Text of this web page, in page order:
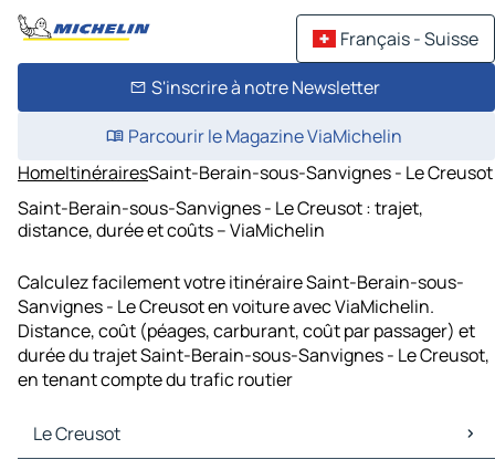
Français - Suisse
S'inscrire à notre Newsletter
Parcourir le Magazine ViaMichelin
HomeItinérairesSaint-Berain-sous-Sanvignes - Le Creusot
Saint-Berain-sous-Sanvignes - Le Creusot : trajet,
distance, durée et coûts – ViaMichelin
Calculez facilement votre itinéraire Saint-Berain-sous-
Sanvignes - Le Creusot en voiture avec ViaMichelin.
Distance, coût (péages, carburant, coût par passager) et
durée du trajet Saint-Berain-sous-Sanvignes - Le Creusot,
en tenant compte du trafic routier
Le Creusot